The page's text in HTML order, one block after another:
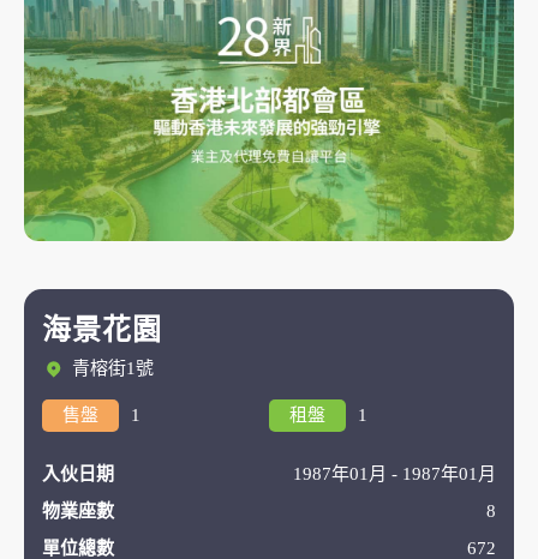
海景花園
青榕街1號
售盤 1 租盤 1
入伙日期
1987年01月 - 1987年01月
物業座數
8
單位總數
672